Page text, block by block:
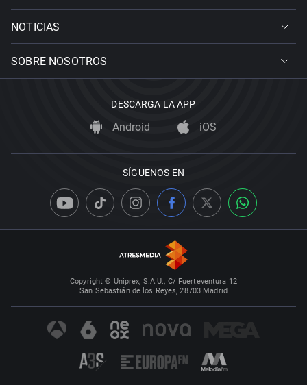
NOTICIAS
SOBRE NOSOTROS
DESCARGA LA APP
Android iOS
SÍGUENOS EN
Copyright © Uniprex, S.A.U., C/ Fuerteventura 12
San Sebastián de los Reyes, 28703 Madrid